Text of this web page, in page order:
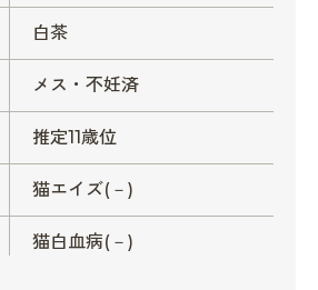
白茶
メス・不妊済
推定11歳位
猫エイズ(－)
猫白血病(－)